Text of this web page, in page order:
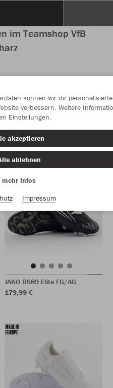
im Teamshop VfB
JAKO RS89 Elite FG/AG
179,99 €
können wir dir personalisierte
verbessern. Weitere
Einstellungen.
akzeptieren
ablehnen
mehr Infos
Impressum